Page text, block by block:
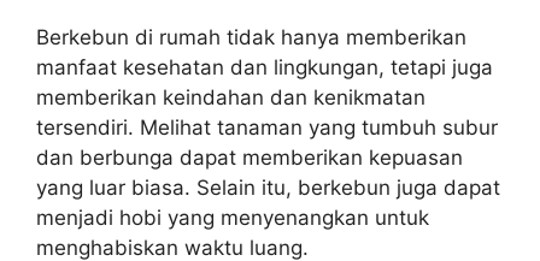
Berkebun di rumah tidak hanya memberikan
manfaat kesehatan dan lingkungan, tetapi juga
memberikan keindahan dan kenikmatan
tersendiri. Melihat tanaman yang tumbuh subur
dan berbunga dapat memberikan kepuasan
yang luar biasa. Selain itu, berkebun juga dapat
menjadi hobi yang menyenangkan untuk
menghabiskan waktu luang.